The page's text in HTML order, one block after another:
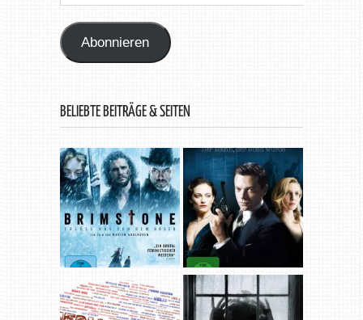
Abonnieren
BELIEBTE BEITRÄGE & SEITEN